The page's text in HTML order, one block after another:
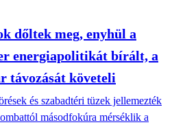
dőltek meg, enyhül a
energiapolitikát bírált, a
távozását követeli
és szabadtéri tüzek jellemezték
másodfokúra mérséklik a